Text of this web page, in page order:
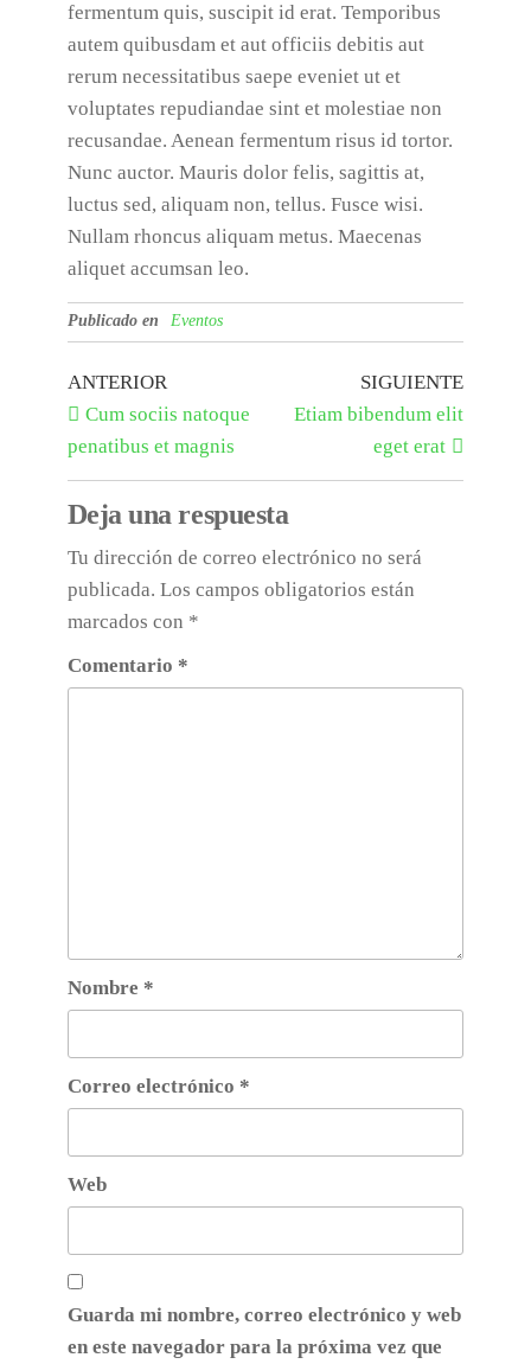
fermentum quis, suscipit id erat. Temporibus
autem quibusdam et aut officiis debitis aut
rerum necessitatibus saepe eveniet ut et
voluptates repudiandae sint et molestiae non
recusandae. Aenean fermentum risus id tortor.
Nunc auctor. Mauris dolor felis, sagittis at,
luctus sed, aliquam non, tellus. Fusce wisi.
Nullam rhoncus aliquam metus. Maecenas
aliquet accumsan leo.
Publicado en Eventos
ANTERIOR
Cum sociis natoque
penatibus et magnis
SIGUIENTE
Etiam bibendum elit
eget erat
Deja una respuesta
Tu dirección de correo electrónico no será
publicada. Los campos obligatorios están
marcados con *
Comentario *
Nombre *
Correo electrónico *
Web
Guarda mi nombre, correo electrónico y web
en este navegador para la próxima vez que